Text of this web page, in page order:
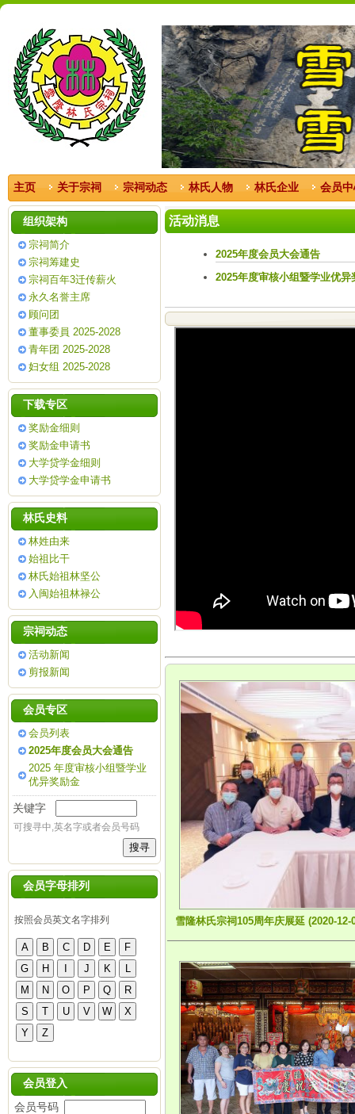
主页 关于宗祠 宗祠动态 林氏人物 林氏企业 会员
组织架构
宗祠简介
宗祠筹建史
宗祠百年3迁传薪火
永久名誉主席
顾问团
董事委員 2025-2028
青年团 2025-2028
妇女组 2025-2028
下载专区
奖励金细则
奖励金申请书
大学贷学金细则
大学贷学金申请书
林氏史料
林姓由来
始祖比干
林氏始祖林坚公
入闽始祖林禄公
宗祠动态
活动新闻
剪报新闻
会员专区
会员列表
2025年度会员大会通告
2025 年度审核小组暨学业
优异奖励金
关键字
可搜寻中,英名字或者会员号码
会员字母排列
按照会员英文名字排列
会员登入
会员号码
活动消息
2025年度会员大会通告
2025年度审核小组暨学业优异
雪隆林氏宗祠105周年庆展延 (2020-12-